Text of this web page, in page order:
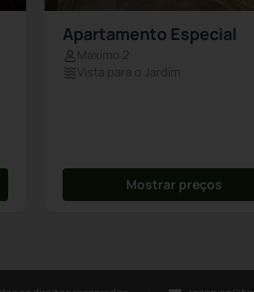
Apartamento Especial
Máximo 2
Vista para o Jardim
Mostrar preços